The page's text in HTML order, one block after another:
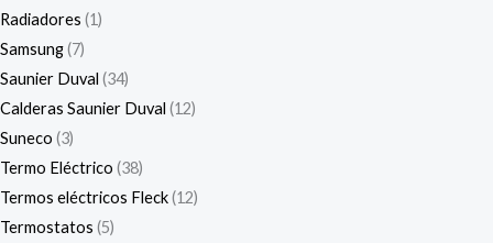
Radiadores 1
Samsung 7
Saunier Duval 34
Calderas Saunier Duval 12
Suneco 3
Termo Eléctrico 38
Termos eléctricos Fleck 12
Termostatos 5